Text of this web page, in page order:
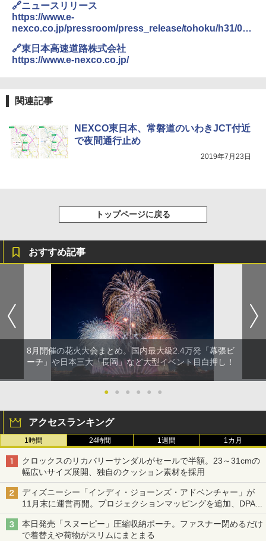
付き ヒグマ・イノシシ対策 自治体・教育機
防災用品 長期保存可能 緊急時用 日本国内発
￥3,680
き
￥6,459
ンパクト多機能設計 持ち運び便利 アウトド
ア/オフィス/教育現場/展示会用 緑
￥1,180
🔗ニュースリリース
https://www.e-
nexco.co.jp/pressroom/press_release/tohoku/h31/072
🔗東日本高速道路株式会社
https://www.e-nexco.co.jp/
関連記事
NEXCO東日本、常磐道のいわきJCT付近
で夜間通行止め
2019年7月23日
トップページに戻る
おすすめ記事
8月開催の花火大会まとめ。国内最大級2.4万発「幕張ビ
ーチ」や日本三大「長岡」など大型イベント目白押し！
● ● ● ● ● ●
アクセスランキング
1時間 24時間 1週間 1カ月
クロックスのリカバリーサンダルがセールで半額。23～31cmの
幅広いサイズ展開、独自のクッション素材を採用
ディズニーシー「インディ・ジョーンズ・アドベンチャー」が
11月末に運営再開。プロジェクションマッピングを追加、DPA
は1500円
本日発売「スヌーピー」圧縮収納ポーチ。ファスナー閉めるだけ
で着替えや荷物がスリムにまとまる